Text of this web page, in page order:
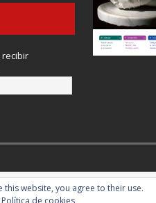
this website, you agree to their use.
Política de cookies